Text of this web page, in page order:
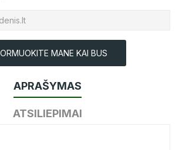
MANE KAI BUS
APRAŠYMAS
ATSILIEPIMAI